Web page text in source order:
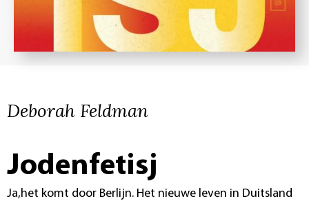
Deborah Feldman
Jodenfetisj
Ja,het komt door Berlijn. Het nieuwe leven in Duitsland